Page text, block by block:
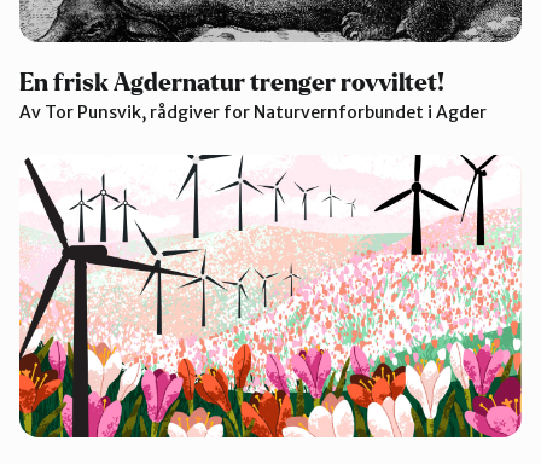
En frisk Agdernatur trenger rovviltet!
Av Tor Punsvik, rådgiver for Naturvernforbundet i Agder